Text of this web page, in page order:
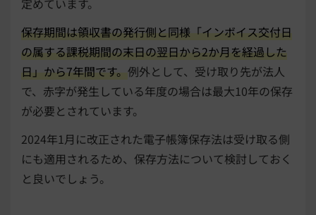
定めています。
保存期間は領収書の発行側と同様「インボイス交付日
の属する課税期間の末日の翌日から2か月を経過した
日」から7年間です。 例外として、受け取り先が法人
で、赤字が発生している年度の場合は最大10年の保存
が必要とされています。
2024年1月に改正された電子帳簿保存法は受け取る側
にも適用されるため、保存方法について検討しておく
と良いでしょう。